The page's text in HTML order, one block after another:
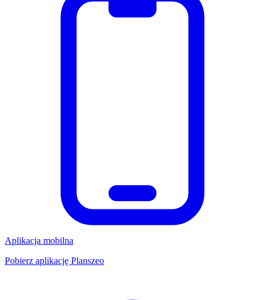
Aplikacja mobilna
Pobierz aplikację Planszeo